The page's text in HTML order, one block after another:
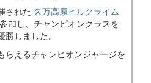
された 久万高原ヒルクライム
加し、チャンピオンクラスを
しました。
えるチャンピオンジャージを